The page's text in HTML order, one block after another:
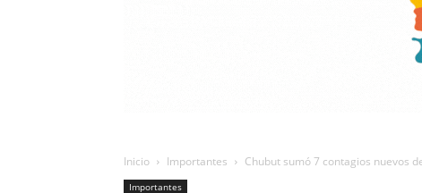
Inicio Importantes Chubut sumó 7 contagios nuevos
Importantes